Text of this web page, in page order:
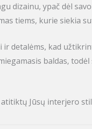
dizainu, ypač dėl
tiems, kurie siekia
ir detalėms, kad
baldas,
Jūsų interjero